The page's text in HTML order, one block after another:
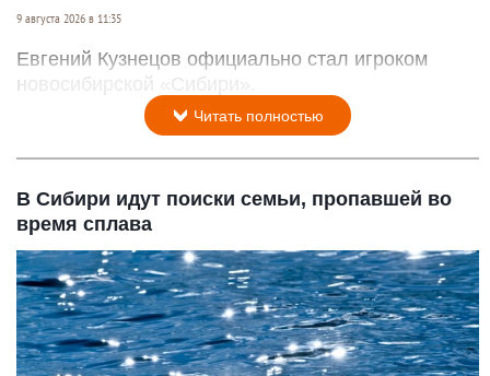
9 августа 2026 в 11:35
Евгений Кузнецов официально стал игроком
новосибирской «Сибири».
Читать полностью
В Сибири идут поиски семьи, пропавшей во
время сплава